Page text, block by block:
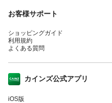
お客様サポート
ショッピングガイド
利用規約
よくある質問
カインズ公式アプリ
iOS版